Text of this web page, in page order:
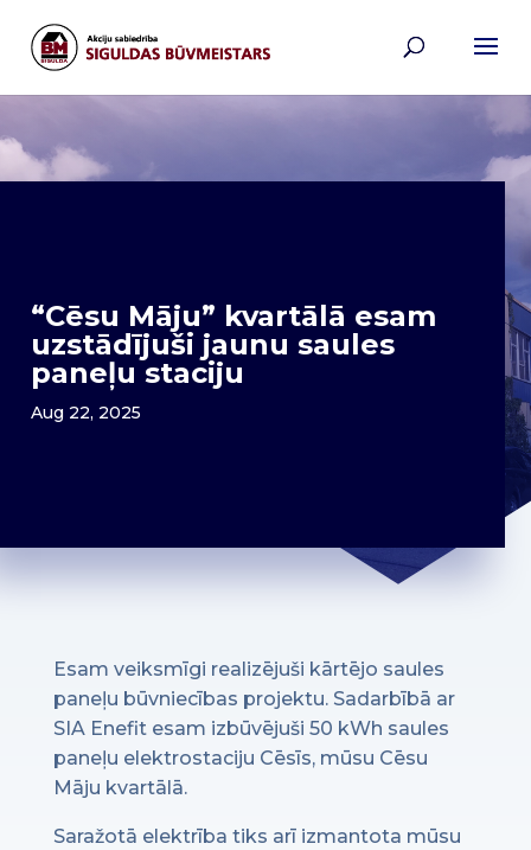
“Cēsu Māju” kvartālā esam
uzstādījuši jaunu saules
paneļu staciju
Aug 22, 2025
Esam veiksmīgi realizējuši kārtējo saules
paneļu būvniecības projektu. Sadarbībā ar
SIA Enefit esam izbūvējuši 50 kWh saules
paneļu elektrostaciju Cēsīs, mūsu Cēsu
Māju kvartālā.
Saražotā elektrība tiks arī izmantota mūsu